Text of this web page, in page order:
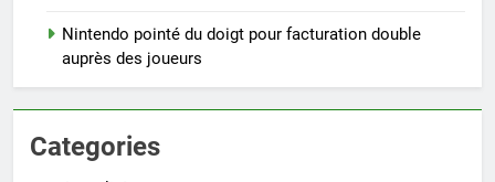
Nintendo pointé du doigt pour facturation double
auprès des joueurs
Categories